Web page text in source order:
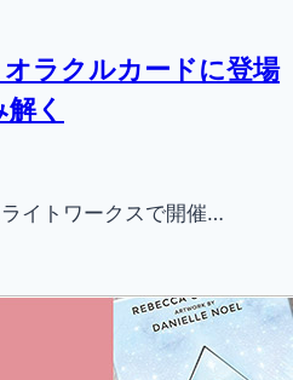
オラクルカードに登場
く
イトワークスで開催…